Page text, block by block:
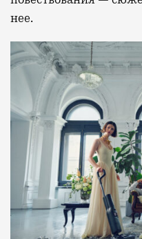
нее.